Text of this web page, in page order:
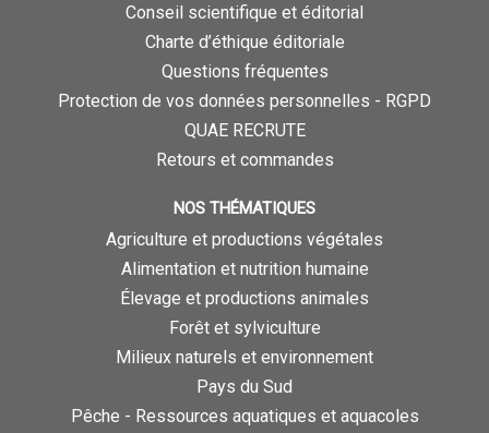
Conseil scientifique et éditorial
Charte d’éthique éditoriale
Questions fréquentes
Protection de vos données personnelles - RGPD
QUAE RECRUTE
Retours et commandes
NOS THÉMATIQUES
Agriculture et productions végétales
Alimentation et nutrition humaine
Élevage et productions animales
Forêt et sylviculture
Milieux naturels et environnement
Pays du Sud
Pêche - Ressources aquatiques et aquacoles